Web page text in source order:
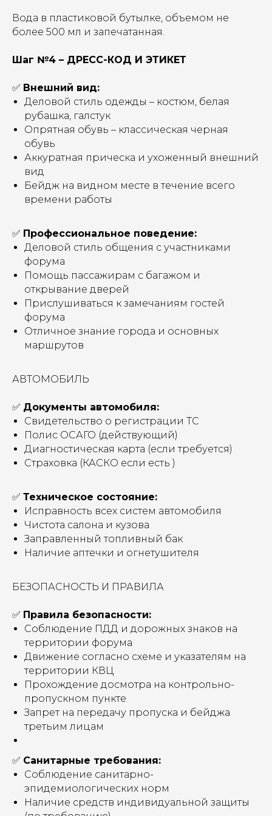
Вода в пластиковой бутылке, объемом не
более 500 мл и запечатанная.
Шаг №4 – ДРЕСС-КОД И ЭТИКЕТ
✅ Внешний вид:
Деловой стиль одежды – костюм, белая
рубашка, галстук
Опрятная обувь – классическая черная
обувь
Аккуратная прическа и ухоженный внешний
вид
Бейдж на видном месте в течение всего
времени работы
✅ Профессиональное поведение:
Деловой стиль общения с участниками
форума
Помощь пассажирам с багажом и
открывание дверей
Прислушиваться к замечаниям гостей
форума
Отличное знание города и основных
маршрутов
АВТОМОБИЛЬ
✅ Документы автомобиля:
Свидетельство о регистрации ТС
Полис ОСАГО (действующий)
Диагностическая карта (если требуется)
Страховка (КАСКО если есть )
✅ Техническое состояние:
Исправность всех систем автомобиля
Чистота салона и кузова
Заправленный топливный бак
Наличие аптечки и огнетушителя
БЕЗОПАСНОСТЬ И ПРАВИЛА
✅ Правила безопасности:
Соблюдение ПДД и дорожных знаков на
территории форума
Движение согласно схеме и указателям на
территории КВЦ
Прохождение досмотра на контрольно-
пропускном пункте
Запрет на передачу пропуска и бейджа
третьим лицам
✅ Санитарные требования:
Соблюдение санитарно-
эпидемиологических норм
Наличие средств индивидуальной защиты